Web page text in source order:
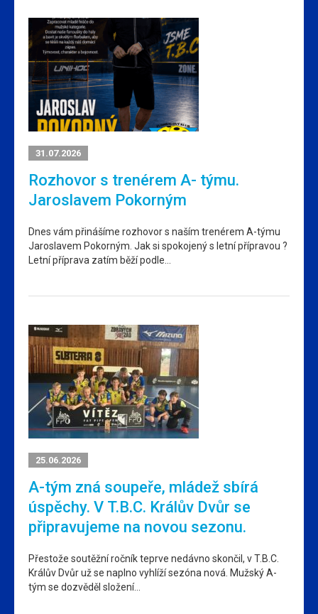
31.07.2026
Rozhovor s trenérem A- týmu.
Jaroslavem Pokorným
Dnes vám přinášíme rozhovor s naším trenérem A-týmu
Jaroslavem Pokorným. Jak si spokojený s letní přípravou ?
Letní příprava zatím běží podle…
25.06.2026
A-tým zná soupeře, mládež sbírá
úspěchy. V T.B.C. Králův Dvůr se
připravujeme na novou sezonu.
Přestože soutěžní ročník teprve nedávno skončil, v T.B.C.
Králův Dvůr už se naplno vyhlíží sezóna nová. Mužský A-
tým se dozvěděl složení…